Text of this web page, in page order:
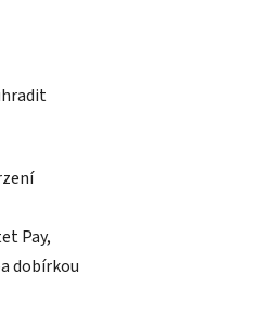
Pay,
dobírkou